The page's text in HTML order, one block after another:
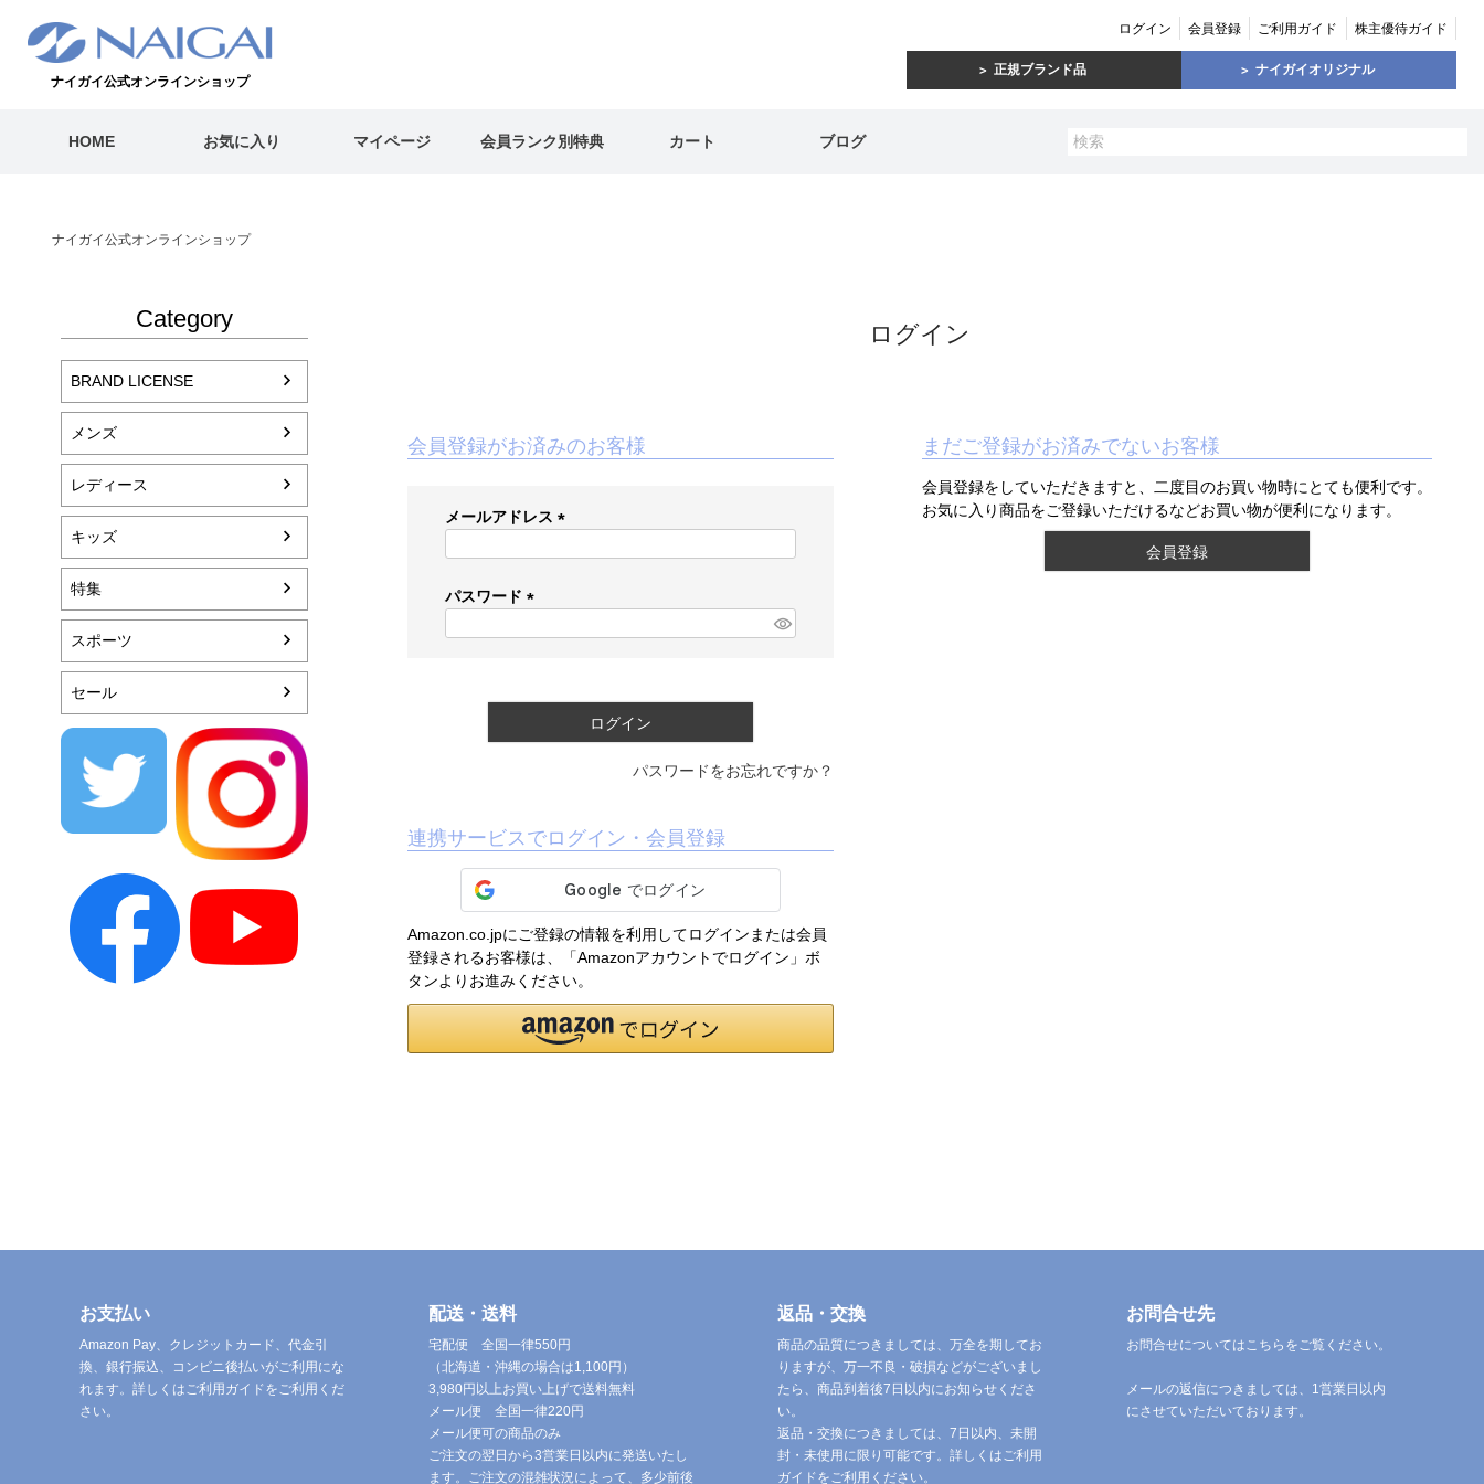
ナイガイ公式オンラインショップ
ログイン 会員登録 ご利用ガイド 株主優待ガイド
正規ブランド品 ナイガイオリジナル
HOME お気に入り マイページ 会員ランク別特典 カート ブログ
ナイガイ公式オンラインショップ
Category
BRAND LICENSE
メンズ
レディース
キッズ
特集
スポーツ
セール
ログイン
会員登録がお済みのお客様
メールアドレス
)
パスワード
ログイン
パスワードをお忘れですか？
連携サービスでログイン・会員登録
Amazon.co.jpにご登録の情報を利用してログインまたは会員
登録されるお客様は、「Amazonアカウントでログイン」ボ
タンよりお進みください。
まだご登録がお済みでないお客様
会員登録をしていただきますと、二度目のお買い物時にとても便利です。
お気に入り商品をご登録いただけるなどお買い物が便利になります。
会員登録
お支払い
Amazon Pay、クレジットカード、代金引
換、銀行振込、コンビニ後払いがご利用にな
れます。詳しくはご利用ガイドをご利用くだ
さい。
配送・送料
宅配便 全国一律550円
（北海道・沖縄の場合は1,100円）
3,980円以上お買い上げで送料無料
メール便 全国一律220円
メール便可の商品のみ
ご注文の翌日から3営業日以内に発送いたし
ます。ご注文の混雑状況によって、多少前後
返品・交換
商品の品質につきましては、万全を期してお
りますが、万一不良・破損などがございまし
たら、商品到着後7日以内にお知らせくださ
い。
返品・交換につきましては、7日以内、未開
封・未使用に限り可能です。詳しくはご利用
ガイドをご利用ください。
お問合せ先
お問合せについてはこちらをご覧ください。
メールの返信につきましては、1営業日以内
にさせていただいております。